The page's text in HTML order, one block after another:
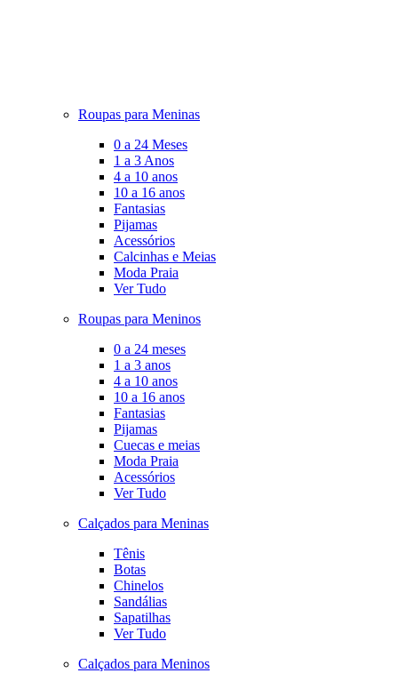
Roupas para Meninas
0 a 24 Meses
1 a 3 Anos
4 a 10 anos
10 a 16 anos
Fantasias
Pijamas
Acessórios
Calcinhas e Meias
Moda Praia
Ver Tudo
Roupas para Meninos
0 a 24 meses
1 a 3 anos
4 a 10 anos
10 a 16 anos
Fantasias
Pijamas
Cuecas e meias
Moda Praia
Acessórios
Ver Tudo
Calçados para Meninas
Tênis
Botas
Chinelos
Sandálias
Sapatilhas
Ver Tudo
Calçados para Meninos